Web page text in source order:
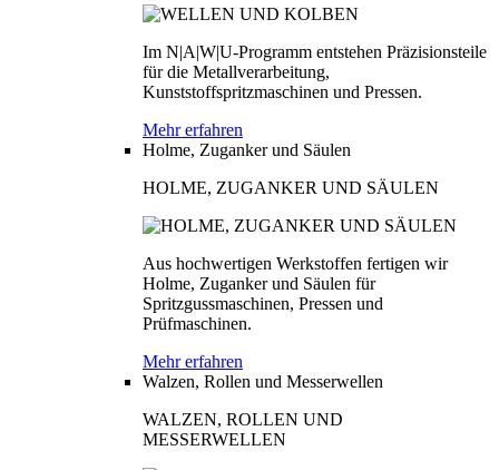
Im N|A|W|U-Programm entstehen Präzisionsteile
für die Metallverarbeitung,
Kunststoffspritzmaschinen und Pressen.
Mehr erfahren
Holme, Zuganker und Säulen
HOLME, ZUGANKER UND SÄULEN
Aus hochwertigen Werkstoffen fertigen wir
Holme, Zuganker und Säulen für
Spritzgussmaschinen, Pressen und
Prüfmaschinen.
Mehr erfahren
Walzen, Rollen und Messerwellen
WALZEN, ROLLEN UND
MESSERWELLEN